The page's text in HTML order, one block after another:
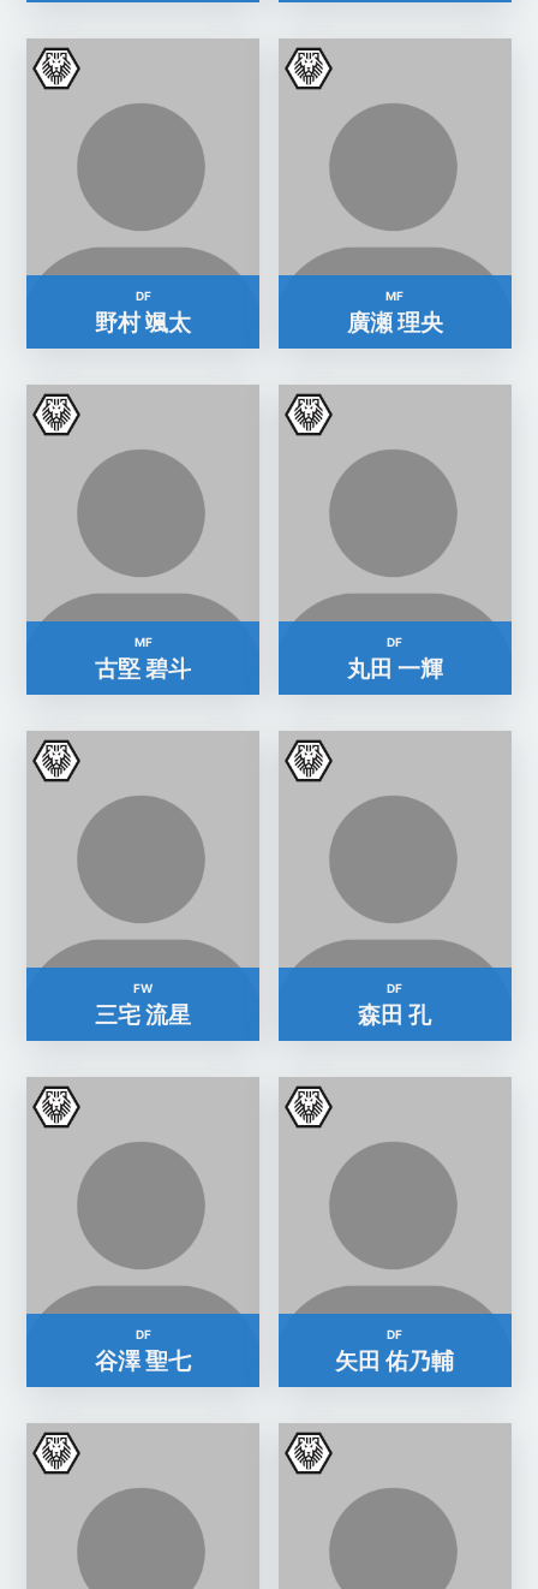
DF
野村 颯太
MF
廣瀬 理央
MF
古堅 碧斗
DF
丸田 一輝
FW
三宅 流星
DF
森田 孔
DF
谷澤 聖七
DF
矢田 佑乃輔